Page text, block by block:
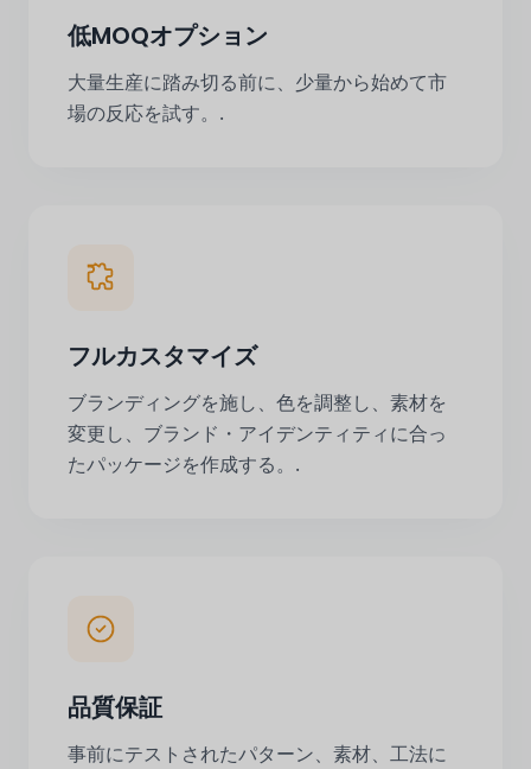
低MOQオプション
大量生産に踏み切る前に、少量から始めて市
場の反応を試す。.
フルカスタマイズ
ブランディングを施し、色を調整し、素材を
変更し、ブランド・アイデンティティに合っ
たパッケージを作成する。.
品質保証
事前にテストされたパターン、素材、工法に